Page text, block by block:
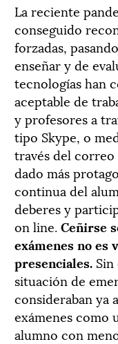
La reciente
conseguido
forzadas,
enseñar y de
tecnologías han
aceptable de
y profesores a
tipo Skype, o
través del
dado más
continua del
deberes y
on line.Ceñirse
exámenes no es
presenciales.
situación de
consideraban ya
exámenes como
alumno con